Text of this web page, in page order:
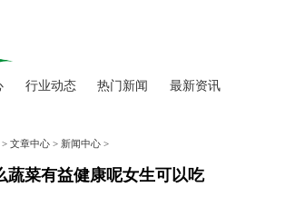
行业动态 热门新闻 最新资讯
文章中心> 新闻中心>
蔬菜有益健康呢女生可以吃